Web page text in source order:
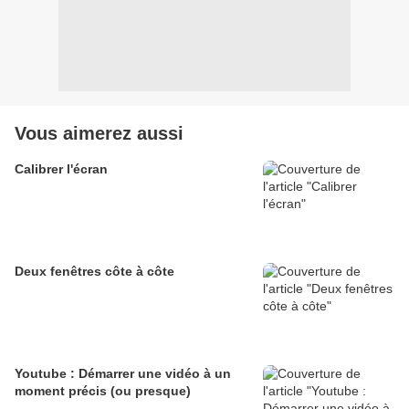
Vous aimerez aussi
Calibrer l'écran
Deux fenêtres côte à côte
Youtube : Démarrer une vidéo à un
moment précis (ou presque)